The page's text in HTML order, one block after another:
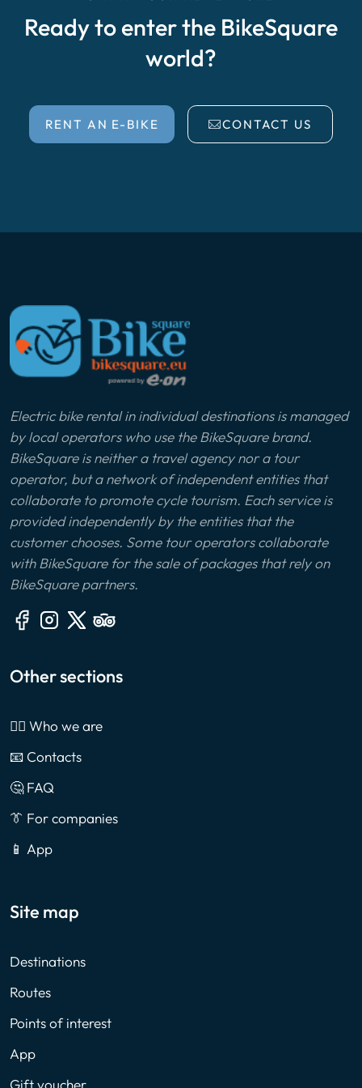
Ready to enter the BikeSquare
world?
RENT AN E-BIKE CONTACT US
Electric bike rental in individual destinations is managed
by local operators who use the BikeSquare brand.
BikeSquare is neither a travel agency nor a tour
operator, but a network of independent entities that
collaborate to promote cycle tourism. Each service is
provided independently by the entities that the
customer chooses. Some tour operators collaborate
with BikeSquare for the sale of packages that rely on
BikeSquare partners.
Other sections
🙎‍♂️ Who we are
📧 Contacts
🤔 FAQ
👔 For companies
📱 App
Site map
Destinations
Routes
Points of interest
App
Gift voucher